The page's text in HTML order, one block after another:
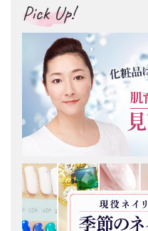
Pick Up!